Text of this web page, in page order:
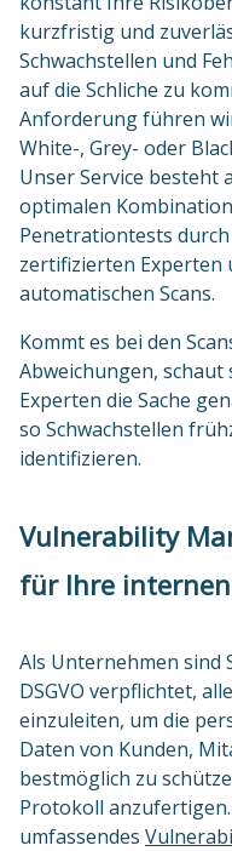
kurzfristig und
Schwachstellen und
auf die Schliche zu
Anforderung führen
White-, Grey- oder
Unser Service besteht
optimalen
Penetrationtests
zertifizierten Experten
automatischen Scans.
Kommt es bei den
Abweichungen,
Experten die Sache
so Schwachstellen
identifizieren.
Vulnerability
für Ihre
Als Unternehmen sind
DSGVO verpflichtet,
einzuleiten, um die
Daten von Kunden,
bestmöglich zu
Protokoll
umfassendes